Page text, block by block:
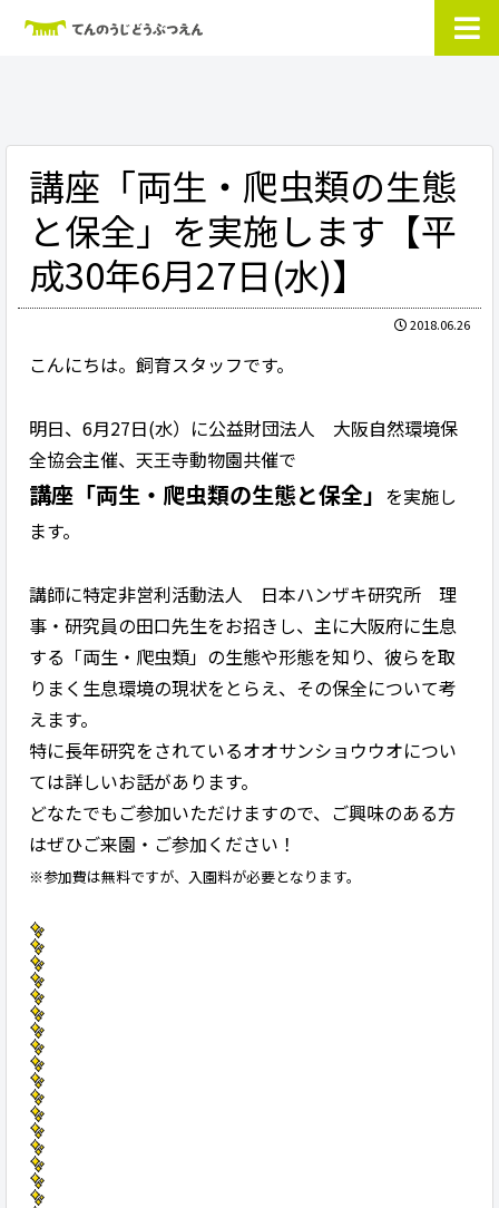
講座「両生・爬虫類の生態
と保全」を実施します【平
成30年6月27日(水)】
2018.06.26
こんにちは。飼育スタッフです。
明日、6月27日(水）に公益財団法人 大阪自然環境保
全協会主催、天王寺動物園共催で
講座「両生・爬虫類の生態と保全」 を実施し
ます。
講師に特定非営利活動法人 日本ハンザキ研究所 理
事・研究員の田口先生をお招きし、主に大阪府に生息
する「両生・爬虫類」の生態や形態を知り、彼らを取
りまく生息環境の現状をとらえ、その保全について考
えます。
特に長年研究をされているオオサンショウウオについ
ては詳しいお話があります。
どなたでもご参加いただけますので、ご興味のある方
はぜひご来園・ご参加ください！
※参加費は無料ですが、入園料が必要となります。